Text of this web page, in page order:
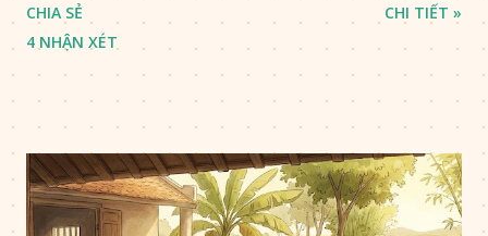
CHIA SẺ
4 NHẬN XÉT
CHI TIẾT »